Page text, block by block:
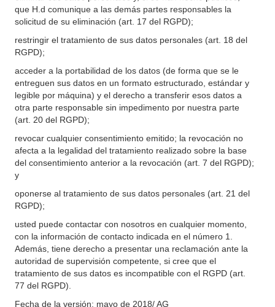
que H.d comunique a las demás partes responsables la
solicitud de su eliminación (art. 17 del RGPD);
restringir el tratamiento de sus datos personales (art. 18 del
RGPD);
acceder a la portabilidad de los datos (de forma que se le
entreguen sus datos en un formato estructurado, estándar y
legible por máquina) y el derecho a transferir esos datos a
otra parte responsable sin impedimento por nuestra parte
(art. 20 del RGPD);
revocar cualquier consentimiento emitido; la revocación no
afecta a la legalidad del tratamiento realizado sobre la base
del consentimiento anterior a la revocación (art. 7 del RGPD);
y
oponerse al tratamiento de sus datos personales (art. 21 del
RGPD);
usted puede contactar con nosotros en cualquier momento,
con la información de contacto indicada en el número 1.
Además, tiene derecho a presentar una reclamación ante la
autoridad de supervisión competente, si cree que el
tratamiento de sus datos es incompatible con el RGPD (art.
77 del RGPD).
Fecha de la versión: mayo de 2018/ AG